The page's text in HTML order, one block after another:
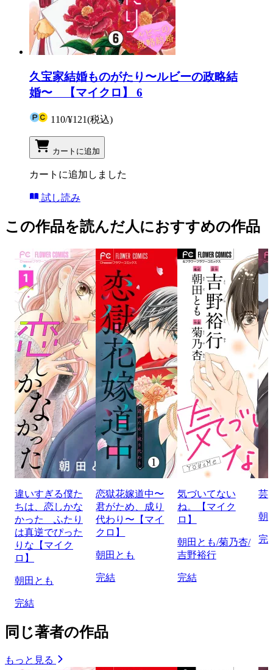
久宝家結婚ものがたり〜ルビーの政略結
婚〜 【マイクロ】 6
110/¥121(税込)
カートに追加
カートに追加しました
試し読み
この作品を読んだ人におすすめの作品
違いすぎる僕た
ちは、恋しかな
かった ふたり
は真逆でぴった
りな【マイク
ロ】
朝田とも
完結
恋獄花嫁道中〜
君がため、成り
代わり〜【マイ
クロ】
朝田とも
完結
気づいてない
ね。【マイク
ロ】
朝田とも/菊乃杏/
吉野裕行
完結
芸
朝
完
同じ著者の作品
もっと見る